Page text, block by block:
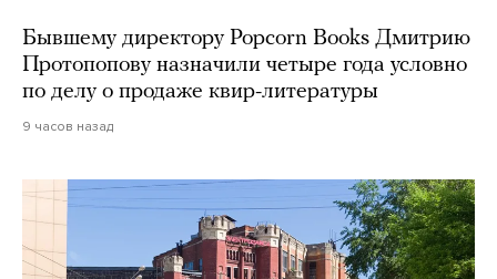
Бывшему директору Popcorn Books Дмитрию
Протопопову назначили четыре года условно
по делу о продаже квир-литературы
9 часов назад